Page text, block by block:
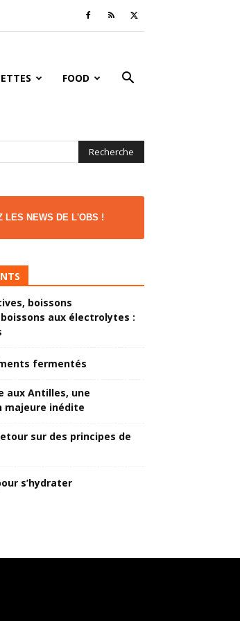
FOOD
LES NEWS DE L'OBS !
boissons
aux électrolytes :
fermentés
aux Antilles, une
majeure inédite
sur des principes de
s’hydrater